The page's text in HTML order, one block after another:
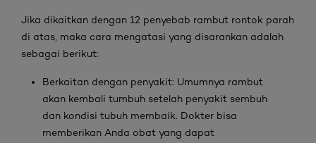
Jika dikaitkan dengan 12 penyebab rambut rontok parah
di atas, maka cara mengatasi yang disarankan adalah
sebagai berikut:
Berkaitan dengan penyakit: Umumnya rambut
akan kembali tumbuh setelah penyakit sembuh
dan kondisi tubuh membaik. Dokter bisa
memberikan Anda obat yang dapat